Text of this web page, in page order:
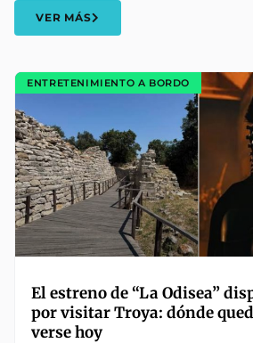
VER MÁS
ENTRETENIMIENTO A BORDO
El estreno de “La Odisea”
por visitar Troya: dónde
verse hoy